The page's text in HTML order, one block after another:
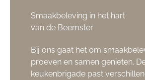
Smaakbeleving in het hart
van de Beemster
Bij ons gaat het om
proeven en samen genieten.
keukenbrigade past